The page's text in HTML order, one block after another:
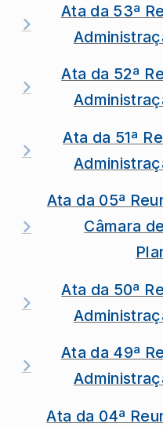
Ata da 53ª
Ata da 52ª
Ata da 51ª
Ata da 05ª
Câmara
Ata da 50ª
Ata da 49ª
Ata da 04ª